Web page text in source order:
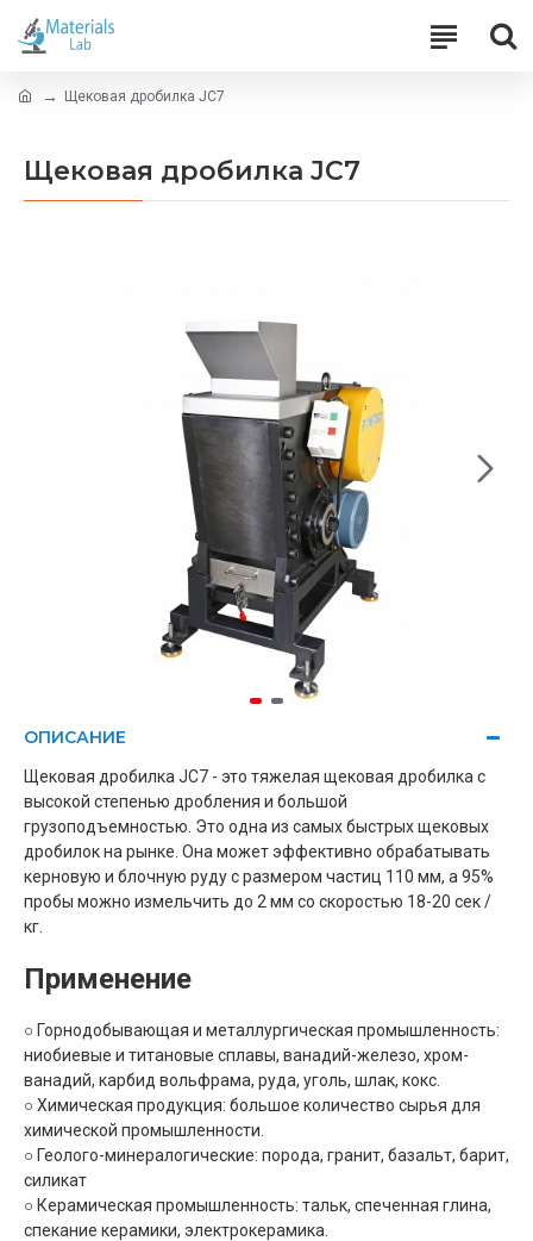
Щековая дробилка JC7
Щековая дробилка JC7
ОПИСАНИЕ
Щековая дробилка JC7 - это тяжелая щековая дробилка с
высокой степенью дробления и большой
грузоподъемностью. Это одна из самых быстрых щековых
дробилок на рынке. Она может эффективно обрабатывать
керновую и блочную руду с размером частиц 110 мм, а 95%
пробы можно измельчить до 2 мм со скоростью 18-20 сек /
кг.
Применение
○ Горнодобывающая и металлургическая промышленность:
ниобиевые и титановые сплавы, ванадий-железо, хром-
ванадий, карбид вольфрама, руда, уголь, шлак, кокс.
○ Химическая продукция: большое количество сырья для
химической промышленности.
○ Геолого-минералогические: порода, гранит, базальт, барит,
силикат
○ Керамическая промышленность: тальк, спеченная глина,
спекание керамики, электрокерамика.